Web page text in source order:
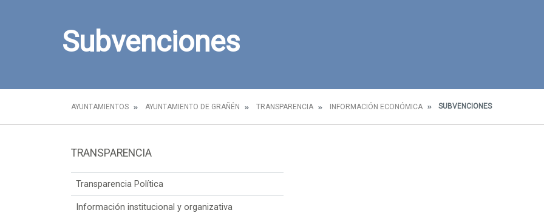
Subvenciones
AYUNTAMIENTOS AYUNTAMIENTO DE GRAÑÉN TRANSPARENCIA INFORMACIÓN ECONÓMICA SUBVENCIONES
TRANSPARENCIA
Transparencia Política
Información institucional y organizativa